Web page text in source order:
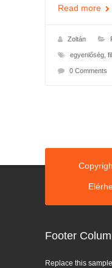
Read more
Zoltán
egyenlőség,
0 Comments
Footer
Replace this